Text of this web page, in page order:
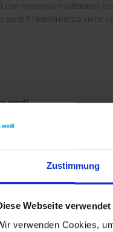
Zustimmung
Webseite
verwenden Cookies,
con materiali tradizionali
wedi il rivestimento viene
wedi
wedi Tools
610
Tools